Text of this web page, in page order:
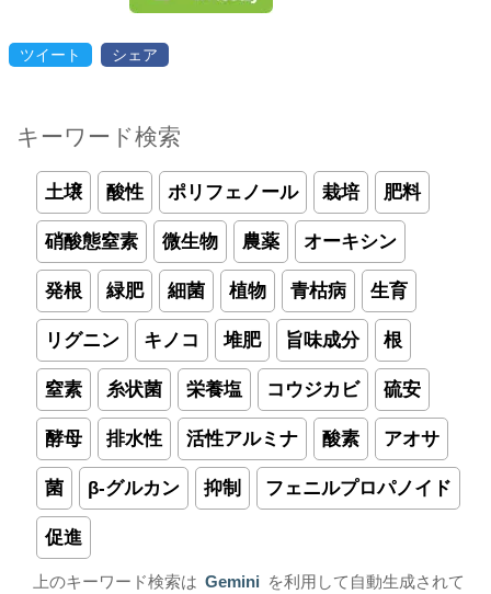
ツイート シェア
キーワード検索
土壌 酸性 ポリフェノール 栽培 肥料
硝酸態窒素 微生物 農薬 オーキシン
発根 緑肥 細菌 植物 青枯病 生育
リグニン キノコ 堆肥 旨味成分 根
窒素 糸状菌 栄養塩 コウジカビ 硫安
酵母 排水性 活性アルミナ 酸素 アオサ
菌 β-グルカン 抑制 フェニルプロパノイド
促進
上のキーワード検索は Gemini
を利用して自動生成されて